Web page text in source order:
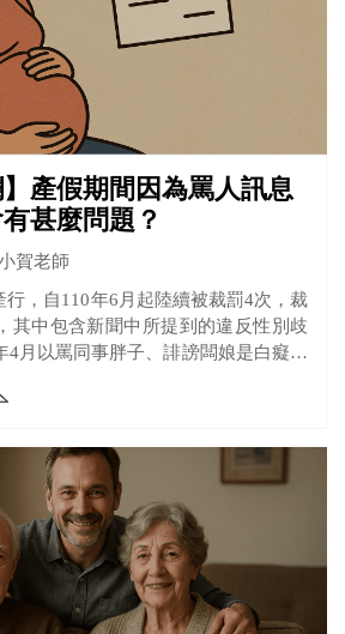
】產假期間因為罵人訊息
甚麼問題？
賀老師
行，自110年6月起陸續被裁罰4次，裁
其中包含新聞中所提到的違反性別歧
4月以罵同事胖子、誹謗闆娘是白癡的
假期間的鐘姓員工。究竟這個解雇出